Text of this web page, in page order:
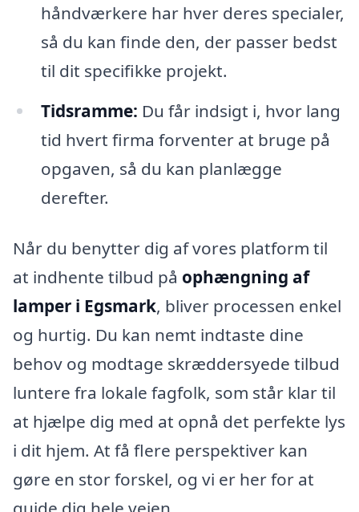
håndværkere har hver deres specialer,
så du kan finde den, der passer bedst
til dit specifikke projekt.
Tidsramme: Du får indsigt i, hvor lang
tid hvert firma forventer at bruge på
opgaven, så du kan planlægge
derefter.
Når du benytter dig af vores platform til
at indhente tilbud på ophængning af
lamper i Egsmark, bliver processen enkel
og hurtig. Du kan nemt indtaste dine
behov og modtage skræddersyede tilbud
luntere fra lokale fagfolk, som står klar til
at hjælpe dig med at opnå det perfekte lys
i dit hjem. At få flere perspektiver kan
gøre en stor forskel, og vi er her for at